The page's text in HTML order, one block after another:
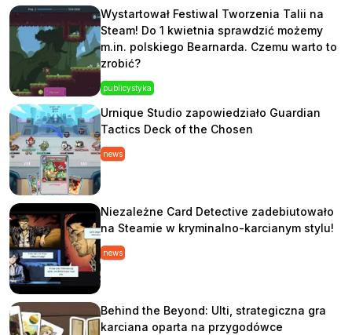
Wystartował Festiwal Tworzenia Talii na
Steam! Do 1 kwietnia sprawdzić możemy
m.in. polskiego Bearnarda. Czemu warto to
zrobić?
publicystyka
Urnique Studio zapowiedziało Guardian
Tactics Deck of the Chosen
news
Niezależne Card Detective zadebiutowało
na Steamie w kryminalno-karcianym stylu!
news
Behind the Beyond: Ulti, strategiczna gra
karciana oparta na przygodówce